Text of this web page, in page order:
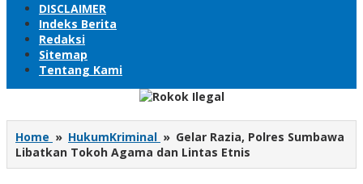
DISCLAIMER
Indeks Berita
Redaksi
Sitemap
Tentang Kami
Home » HukumKriminal » Gelar Razia, Polres Sumbawa
Libatkan Tokoh Agama dan Lintas Etnis